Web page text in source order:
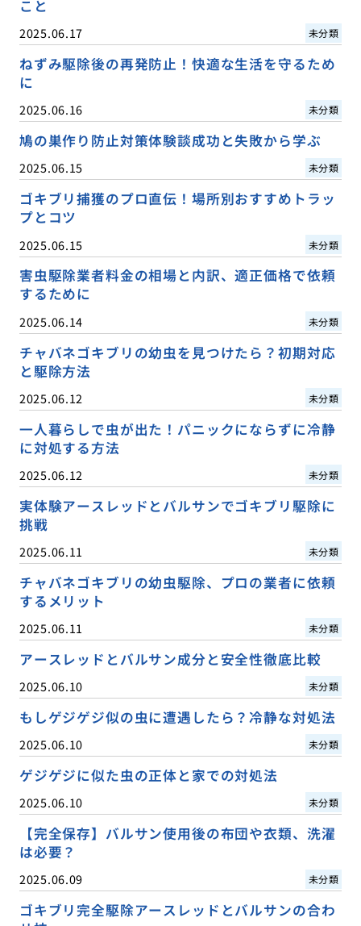
こと
2025.06.17 未分類
ねずみ駆除後の再発防止！快適な生活を守るため
に
2025.06.16 未分類
鳩の巣作り防止対策体験談成功と失敗から学ぶ
2025.06.15 未分類
ゴキブリ捕獲のプロ直伝！場所別おすすめトラッ
プとコツ
2025.06.15 未分類
害虫駆除業者料金の相場と内訳、適正価格で依頼
するために
2025.06.14 未分類
チャバネゴキブリの幼虫を見つけたら？初期対応
と駆除方法
2025.06.12 未分類
一人暮らしで虫が出た！パニックにならずに冷静
に対処する方法
2025.06.12 未分類
実体験アースレッドとバルサンでゴキブリ駆除に
挑戦
2025.06.11 未分類
チャバネゴキブリの幼虫駆除、プロの業者に依頼
するメリット
2025.06.11 未分類
アースレッドとバルサン成分と安全性徹底比較
2025.06.10 未分類
もしゲジゲジ似の虫に遭遇したら？冷静な対処法
2025.06.10 未分類
ゲジゲジに似た虫の正体と家での対処法
2025.06.10 未分類
【完全保存】バルサン使用後の布団や衣類、洗濯
は必要？
2025.06.09 未分類
ゴキブリ完全駆除アースレッドとバルサンの合わ